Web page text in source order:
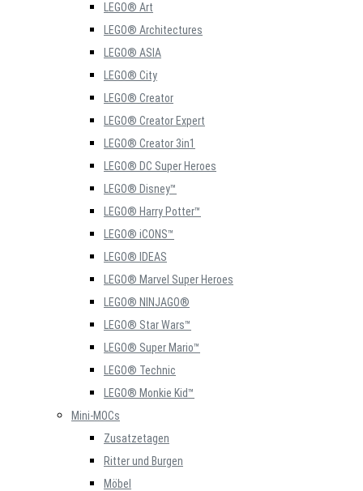
LEGO® Art
LEGO® Architectures
LEGO® ASIA
LEGO® City
LEGO® Creator
LEGO® Creator Expert
LEGO® Creator 3in1
LEGO® DC Super Heroes
LEGO® Disney™
LEGO® Harry Potter™
LEGO® iCONS™
LEGO® IDEAS
LEGO® Marvel Super Heroes
LEGO® NINJAGO®
LEGO® Star Wars™
LEGO® Super Mario™
LEGO® Technic
LEGO® Monkie Kid™
Mini-MOCs
Zusatzetagen
Ritter und Burgen
Möbel